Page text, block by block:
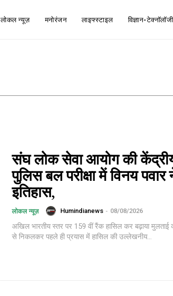
लोकल न्यूज़ मनोरंजन लाइफ्स्टाइल विज्ञान-टेक्नॉलॉजी
संघ लोक सेवा आयोग की
पुलिस बल परीक्षा में विनय पवार
इतिहास,
लोकल न्यूज़ Humindianews - 08/08/2026
अखिल भारतीय स्तर पर 159 वीं रैंक हासिल कर बढ़ाया मुलताई
से निकलकर पहले ही प्रयास में हासिल की उल्लेखनीय...